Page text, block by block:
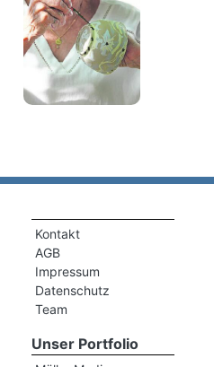
Kontakt
AGB
Impressum
Datenschutz
Team
Unser Portfolio